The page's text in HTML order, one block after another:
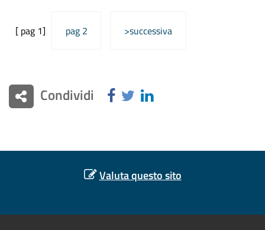
[ pag 1] pag 2 >successiva
Condividi
Valuta questo sito